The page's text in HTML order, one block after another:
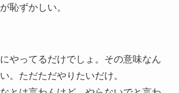
恥ずかしい。
やってるだけでしょ。その意味なん
。ただただやりたいだけ。